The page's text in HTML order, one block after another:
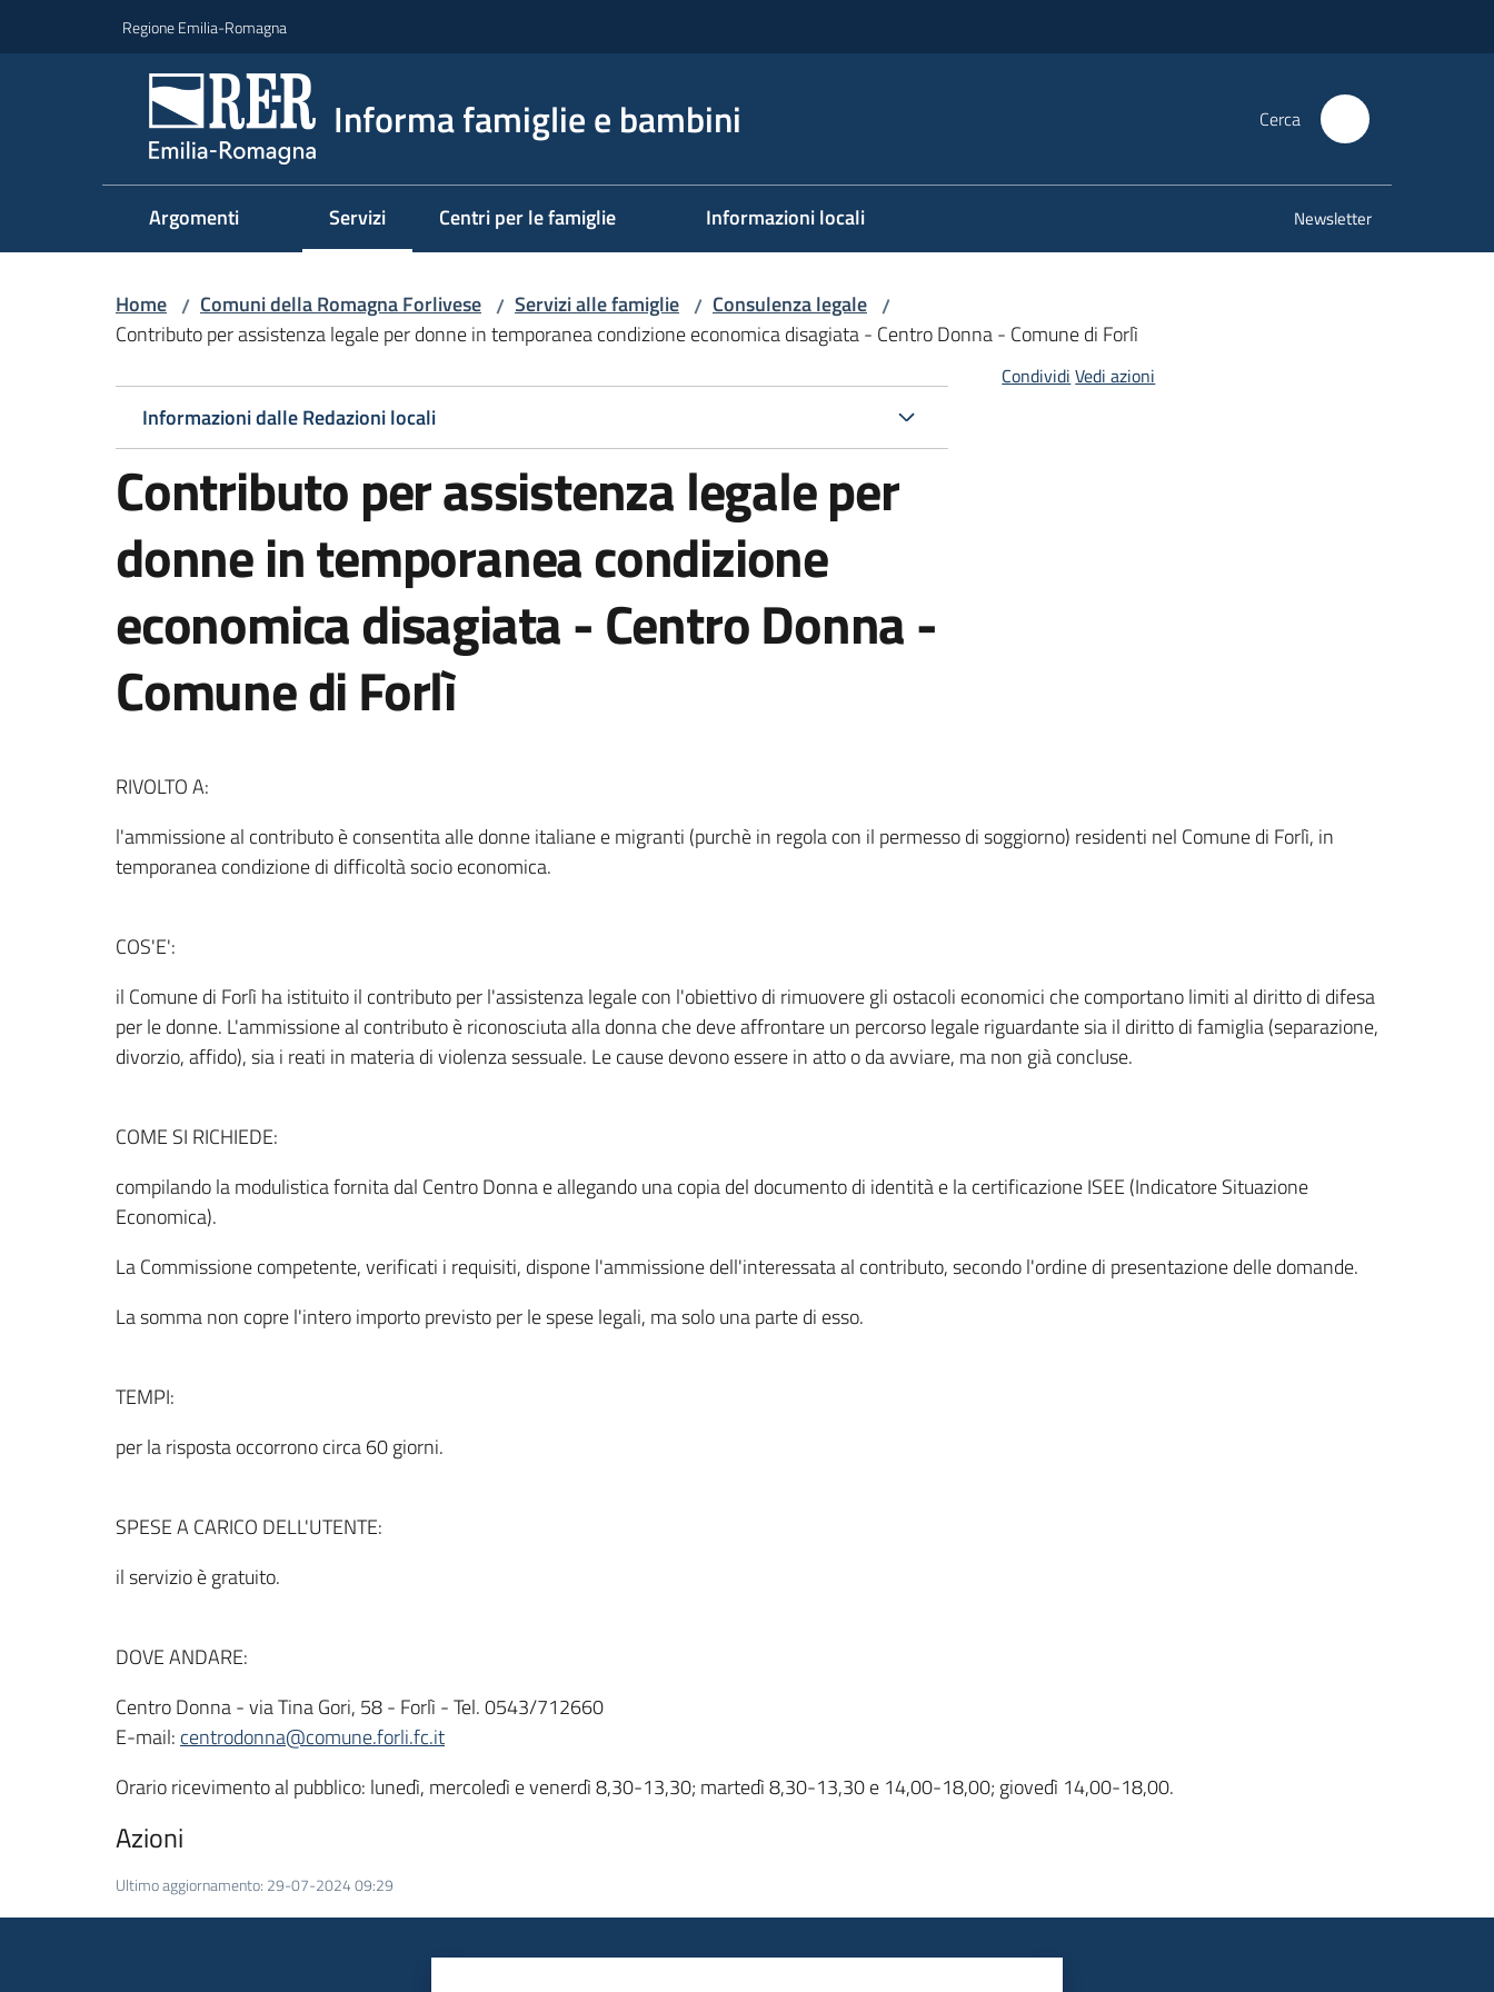
Regione Emilia-Romagna
Informa famiglie e bambini Cerca
Argomenti Servizi
Menu selezionatoCentri per le famiglie Informazioni locali Newsletter
Home / Comuni della Romagna Forlivese / Servizi alle famiglie / Consulenza legale /
Contributo per assistenza legale per donne in temporanea condizione economica disagiata - Centro Donna - Comune di Forlì
Informazioni dalle Redazioni locali
Contributo per assistenza legale per
donne in temporanea condizione
economica disagiata - Centro Donna -
Comune di Forlì
Condividi Vedi azioni
RIVOLTO A:
l'ammissione al contributo è consentita alle donne italiane e migranti (purchè in regola con il permesso di soggiorno) residenti nel Comune di Forlì, in
temporanea condizione di difficoltà socio economica.
COS'E':
il Comune di Forlì ha istituito il contributo per l'assistenza legale con l'obiettivo di rimuovere gli ostacoli economici che comportano limiti al diritto di difesa
per le donne. L'ammissione al contributo è riconosciuta alla donna che deve affrontare un percorso legale riguardante sia il diritto di famiglia (separazione,
divorzio, affido), sia i reati in materia di violenza sessuale. Le cause devono essere in atto o da avviare, ma non già concluse.
COME SI RICHIEDE:
compilando la modulistica fornita dal Centro Donna e allegando una copia del documento di identità e la certificazione ISEE (Indicatore Situazione
Economica).
La Commissione competente, verificati i requisiti, dispone l'ammissione dell'interessata al contributo, secondo l'ordine di presentazione delle domande.
La somma non copre l'intero importo previsto per le spese legali, ma solo una parte di esso.
TEMPI:
per la risposta occorrono circa 60 giorni.
SPESE A CARICO DELL'UTENTE:
il servizio è gratuito.
DOVE ANDARE:
Centro Donna - via Tina Gori, 58 - Forlì - Tel. 0543/712660
E-mail: centrodonna@comune.forli.fc.it
Orario ricevimento al pubblico: lunedì, mercoledì e venerdì 8,30-13,30; martedì 8,30-13,30 e 14,00-18,00; giovedì 14,00-18,00.
Azioni
Ultimo aggiornamento: 29-07-2024 09:29